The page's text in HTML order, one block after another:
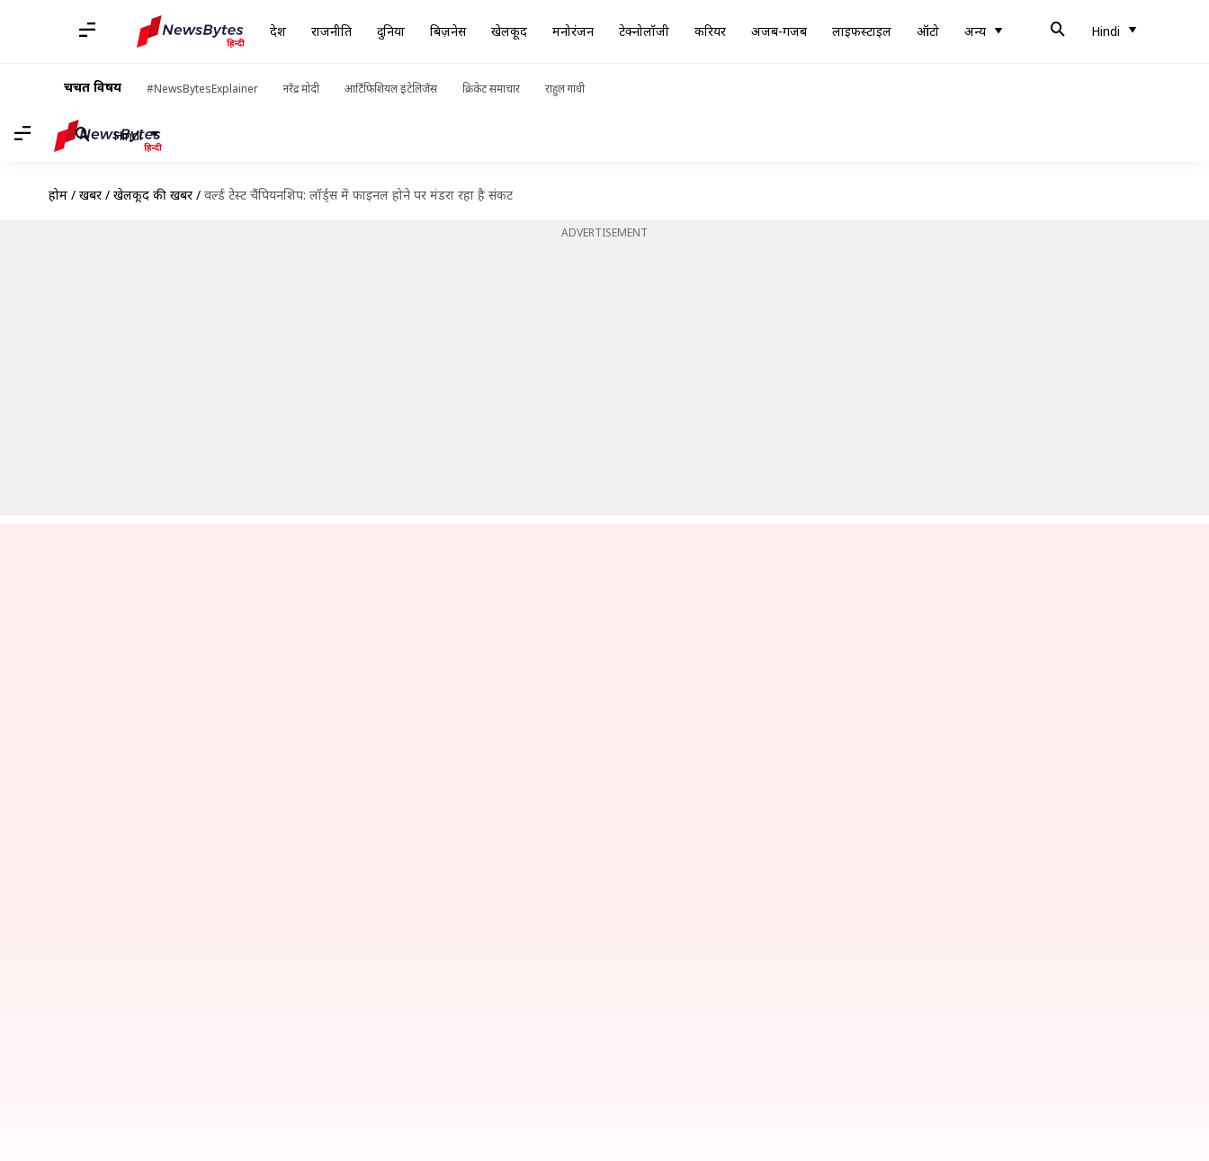
देश राजनीति दुनिया बिज़नेस खेलकूद मनोरंजन टेक्नोलॉजी करियर अजब-गजब लाइफस्टाइल ऑटो अन्य Hindi
चर्चित विषय #NewsBytesExplainer नरेंद्र मोदी आर्टिफिशियल इंटेलिजेंस क्रिकेट समाचार राहुल गांधी
Hindi
होम / खबरें / खेलकूद की खबरें / वर्ल्ड टेस्ट चैंपियनशिप: लॉर्ड्स में फाइनल होने पर मंडरा रहा है संकट
ADVERTISEMENT